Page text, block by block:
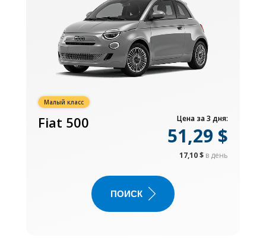
Малый класс
Fiat 500 Цена за 3 дня:
51,29 $
17,10 $ в день
ПОИСК